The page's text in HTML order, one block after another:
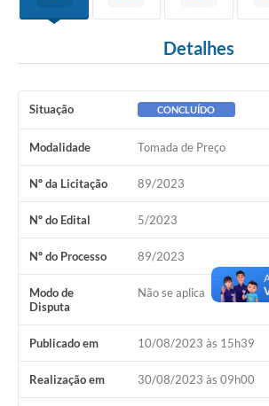
Transparência
A Nossa Cidade
Galeria de Fotos
Contratos
Audiências Públicas
Arquivos para Download
Carta de Serviços
Detalhes
Situação CONCLUÍDO
Modalidade Tomada de Preço
Nº da Licitação 89/2023
Nº do Edital 5/2023
Nº do Processo 89/2023
Modo de
Disputa
Não se aplica
Publicado em 10/08/2023 às 15h39
Realização em 30/08/2023 às 09h00